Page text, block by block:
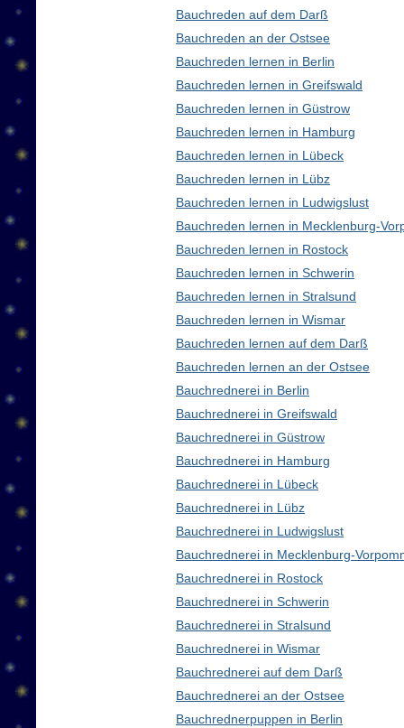
Bauchreden auf dem Darß
Bauchreden an der Ostsee
Bauchreden lernen in Berlin
Bauchreden lernen in Greifswald
Bauchreden lernen in Güstrow
Bauchreden lernen in Hamburg
Bauchreden lernen in Lübeck
Bauchreden lernen in Lübz
Bauchreden lernen in Ludwigslust
Bauchreden lernen in Mecklenburg-
Bauchreden lernen in Rostock
Bauchreden lernen in Schwerin
Bauchreden lernen in Stralsund
Bauchreden lernen in Wismar
Bauchreden lernen auf dem Darß
Bauchreden lernen an der Ostsee
Bauchrednerei in Berlin
Bauchrednerei in Greifswald
Bauchrednerei in Güstrow
Bauchrednerei in Hamburg
Bauchrednerei in Lübeck
Bauchrednerei in Lübz
Bauchrednerei in Ludwigslust
Bauchrednerei in Mecklenburg-
Bauchrednerei in Rostock
Bauchrednerei in Schwerin
Bauchrednerei in Stralsund
Bauchrednerei in Wismar
Bauchrednerei auf dem Darß
Bauchrednerei an der Ostsee
Bauchrednerpuppen in Berlin